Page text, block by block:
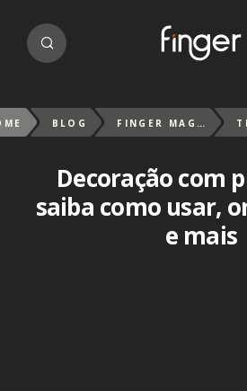
BLOG FINGER MAGAZIN
Decoração com
saiba como usar,
e mais